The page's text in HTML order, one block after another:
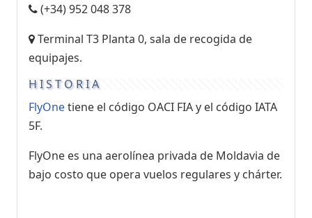
(+34) 952 048 378
Terminal T3 Planta 0, sala de recogida de
equipajes.
HISTORIA
FlyOnetiene el código OACI FIA y el código IATA
5F.
FlyOne es una aerolínea privada de Moldavia de
bajo costo que opera vuelos regulares y chárter.